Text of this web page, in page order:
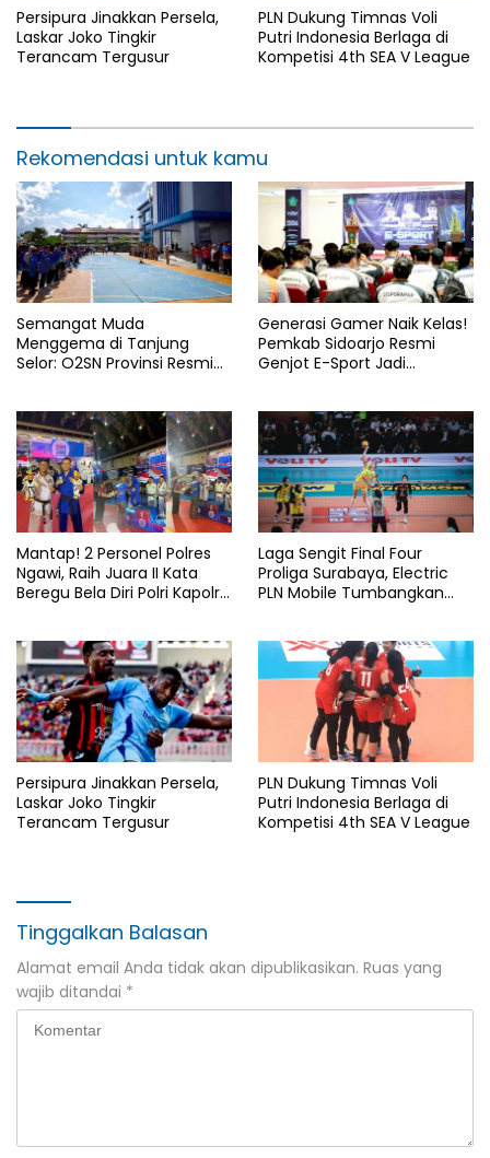
Persipura Jinakkan Persela,
Laskar Joko Tingkir
Terancam Tergusur
PLN Dukung Timnas Voli
Putri Indonesia Berlaga di
Kompetisi 4th SEA V League
Rekomendasi untuk kamu
Semangat Muda
Menggema di Tanjung
Selor: O2SN Provinsi Resmi
Generasi Gamer Naik Kelas!
Pemkab Sidoarjo Resmi
Genjot E-Sport Jadi
Mantap! 2 Personel Polres
Ngawi, Raih Juara II Kata
Beregu Bela Diri Polri Kapolri
Laga Sengit Final Four
Proliga Surabaya, Electric
PLN Mobile Tumbangkan
Persipura Jinakkan Persela,
Laskar Joko Tingkir
Terancam Tergusur
PLN Dukung Timnas Voli
Putri Indonesia Berlaga di
Kompetisi 4th SEA V League
Tinggalkan Balasan
Alamat email Anda tidak akan dipublikasikan. Ruas yang
wajib ditandai *